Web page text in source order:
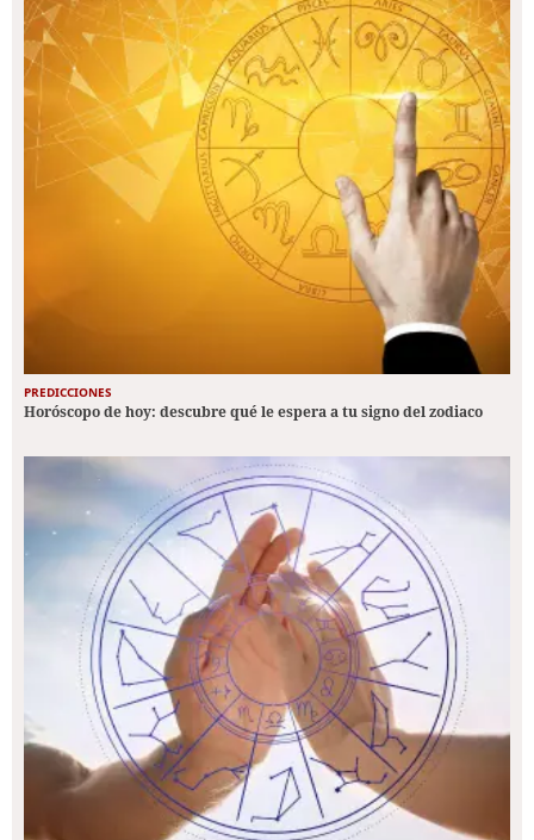
PREDICCIONES
Horóscopo de hoy: descubre qué le espera a tu signo del zodiaco